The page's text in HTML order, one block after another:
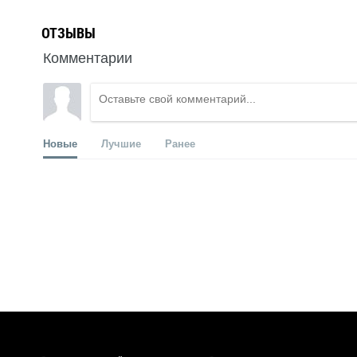
ОТЗЫВЫ
Комментарии
Новые Лучшие Ранее